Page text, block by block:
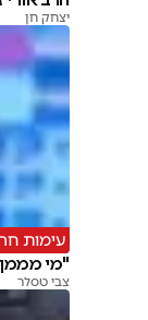
יצחק חן
עימות
"מי
צבי טסלר